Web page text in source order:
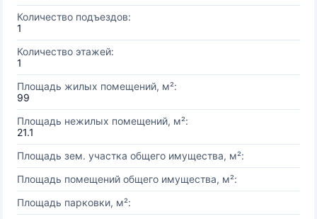
Количество подъездов:
1
Количество этажей:
1
Площадь жилых помещений, м²:
99
Площадь нежилых помещений, м²:
21.1
Площадь зем. участка общего имущества, м²:
Площадь помещений общего имущества, м²:
Площадь парковки, м²: